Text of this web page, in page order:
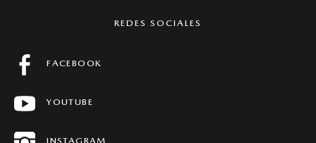
PREGUNTAS FRECUENTES
REDES SOCIALES
FACEBOOK
YOUTUBE
INSTAGRAM